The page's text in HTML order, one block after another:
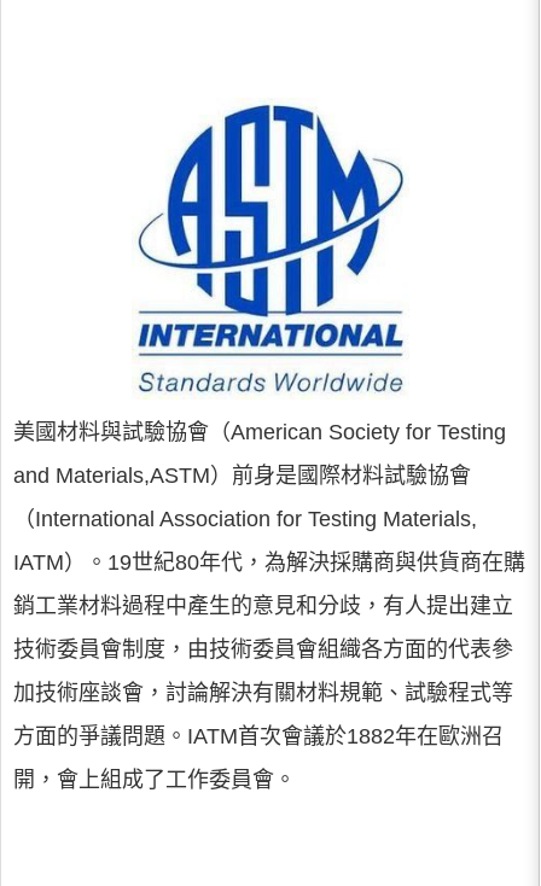
美國材料與試驗協會（American Society for Testing
and Materials,ASTM）前身是國際材料試驗協會
（International Association for Testing Materials,
IATM）。19世紀80年代，為解決採購商與供貨商在購
銷工業材料過程中產生的意見和分歧，有人提出建立
技術委員會制度，由技術委員會組織各方面的代表參
加技術座談會，討論解決有關材料規範、試驗程式等
方面的爭議問題。IATM首次會議於1882年在歐洲召
開，會上組成了工作委員會。